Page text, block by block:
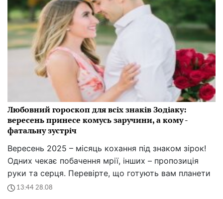
Любовний гороскоп для всіх знаків Зодіаку:
вересень принесе комусь заручини, а кому -
фатальну зустріч
Вересень 2025 – місяць кохання під знаком зірок!
Одних чекає побачення мрії, інших – пропозиція
руки та серця. Перевірте, що готують вам планети
13:44 28.08